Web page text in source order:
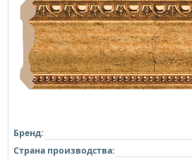
Бренд:
Страна производства: